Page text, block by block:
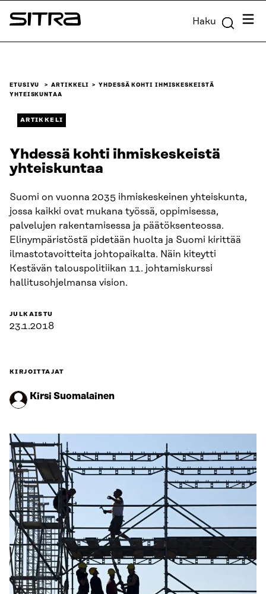
Siirry
suoraan
Sitra Haku
ETUSIVU ARTIKKELI
YHDESSÄ KOHTI IHMISKESKEISTÄ
YHTEISKUNTAA
ARTIKKELI
Yhdessä kohti ihmiskeskeistä
yhteiskuntaa
Suomi on vuonna 2035 ihmiskeskeinen yhteiskunta,
jossa kaikki ovat mukana työssä, oppimisessa,
palvelujen rakentamisessa ja päätöksenteossa.
Elinympäristöstä pidetään huolta ja Suomi kirittää
ilmastotavoitteita johtopaikalta. Näin kiteytti
Kestävän talouspolitiikan 11. johtamiskurssi
hallitusohjelmansa vision.
JULKAISTU
23.1.2018
KIRJOITTAJAT
Kirsi Suomalainen